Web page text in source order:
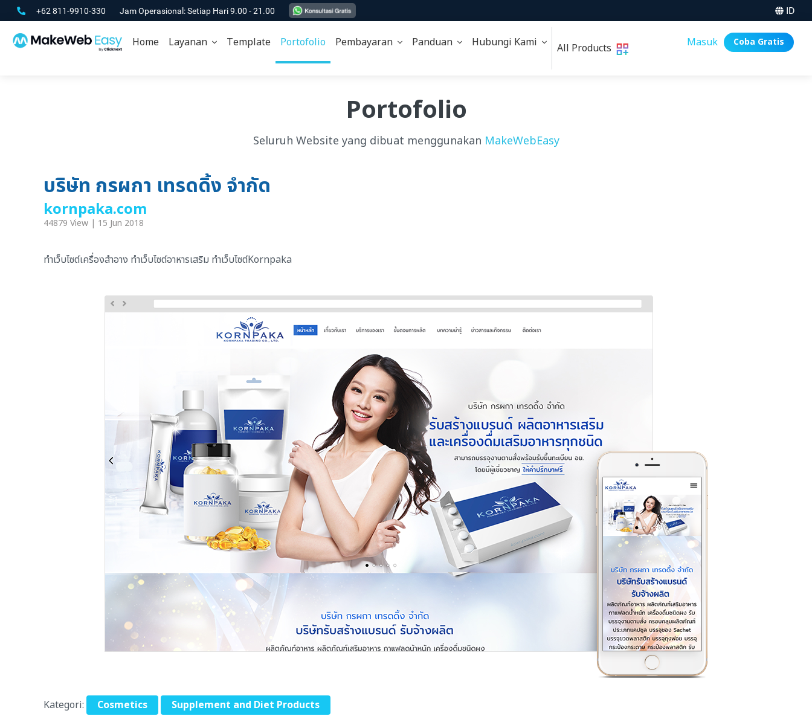
+62 811-9910-330 Jam Operasional: Setiap Hari 9.00 - 21.00 ID
Home Layanan Template Portofolio Pembayaran Panduan Hubungi Kami All Products Masuk Coba Gratis
Portofolio
Seluruh Website yang dibuat menggunakan MakeWebEasy
บริษัท กรผกา เทรดดิ้ง จำกัด
kornpaka.com
44879 View | 15 Jun 2018
ทำเว็บไซต์เครื่องสำอาง ทำเว็บไซต์อาหารเสริม ทำเว็บไซต์Kornpaka
Kategori: Cosmetics Supplement and Diet Products